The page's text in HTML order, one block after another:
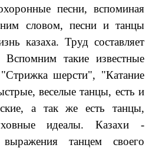
песни, вспоминая
словом, песни и танцы
казаха. Труд составляет
Вспомним такие известные
шерсти", "Катание
веселые танцы, есть и
а так же есть танцы,
идеалы. Казахи -
танцем своего